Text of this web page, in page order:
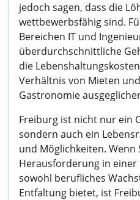
jedoch sagen, dass die
wettbewerbsfähig sind.
Bereichen IT und
überdurchschnittliche
die
Verhältnis von Mieten
Gastronomie
Freiburg ist nicht nur ein
sondern auch ein
und Möglichkeiten. Wenn
Herausforderung in
sowohl berufliches
Entfaltung bietet, ist